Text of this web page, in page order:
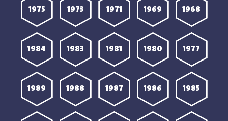
1968
1969
1971
1973
1975
1977
1980
1981
1983
1984
1985
1986
1987
1988
1989